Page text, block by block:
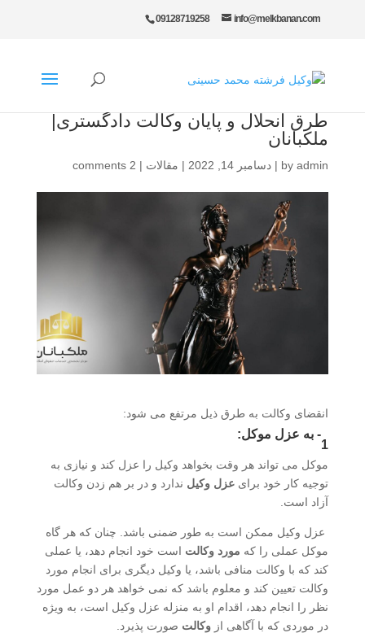
09128719258 info@melkbanan.com
طرق انحلال و پایان وکالت دادگستری|
ملکبانان
byadmin
| دسامبر 14, 2022 | مقالات |
2 comments
انقضای وکالت به طرق ذیل مرتفع می شود:
موکل می تواند هر وقت بخواهد وکیل را عزل کند و نیازی به
توجیه کار خود برای عزل وکیل ندارد و در بر هم زدن وکالت
آزاد است.
عزل وکیل ممکن است به طور ضمنی باشد. چنان که هر گاه
موکل عملی را که مورد وکالت است خود انجام دهد، یا عملی
کند که با وکالت منافی باشد، یا وکیل دیگری برای انجام مورد
وکالت تعیین کند و معلوم باشد که نمی خواهد هر دو عمل مورد
نظر را انجام دهد، اقدام او به منزله عزل وکیل است، به ویژه
در موردی که با آگاهی از وکالت صورت پذیرد.